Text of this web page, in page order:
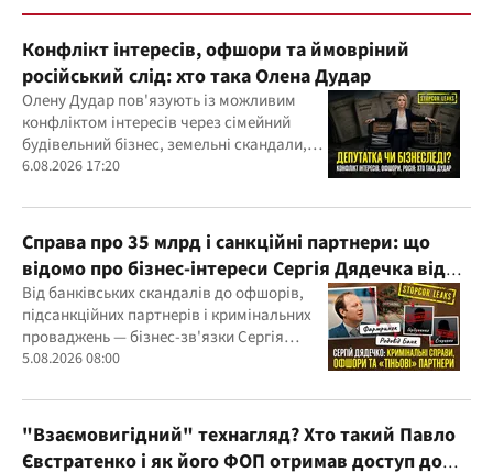
Конфлікт інтересів, офшори та ймовріний
російський слід: хто така Олена Дудар
Олену Дудар пов'язують із можливим
конфліктом інтересів через сімейний
будівельний бізнес, земельні скандали,
судові справи
6.08.2026 17:20
Справа про 35 млрд і санкційні партнери: що
відомо про бізнес-інтереси Сергія Дядечка від
"Родовід Банку" до "ФАРМАСЕЛ"
Від банківських скандалів до офшорів,
підсанкційних партнерів і кримінальних
проваджень — бізнес-зв'язки Сергія
Дядечка й досі простягаються через
5.08.2026 08:00
"Взаємовигідний" технагляд? Хто такий Павло
Євстратенко і як його ФОП отримав доступ до